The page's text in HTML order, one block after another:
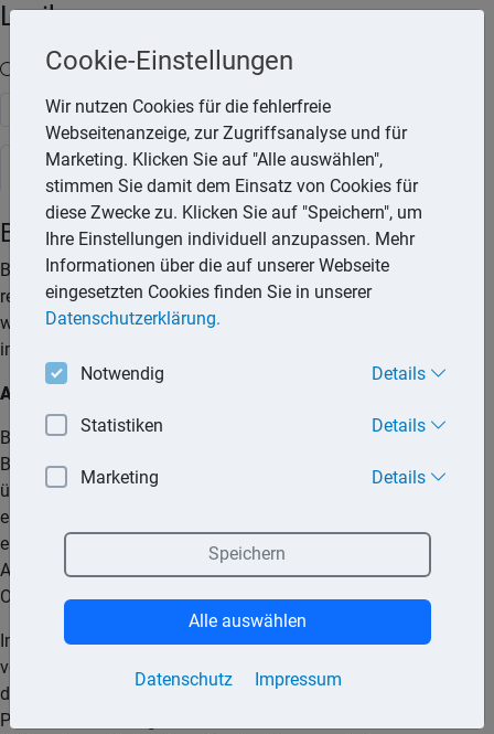
Lexika
Volltext-Suche in den Lexika
Suchen
Rechtslexikon
Bußgeldbescheid
Bei einer Ordnungswidrigkeit leitet die zuständige Behörde
regelmäßig ein Bußgeldverfahren ein. Im Bußgeldbescheid
werden die Höhe der Geldbuße und unter Umständen Punkte
im Fahreignungsregister und ein Fahrverbot festgesetzt.
Anhörung
Bevor ein Bußgeldbescheid erlassen wird, wird dem
Betroffenen zunächst der sogenannte Anhörungsbogen
übersandt. Darin wird ihm offiziell mitgeteilt, dass gegen ihn
ein Ermittlungsverfahren wegen einer Ordnungswidrigkeit
eingeleitet wurde. Durch die Zusendung des
Anhörungsbogens wird die Verjährung der
Ordnungswidrigkeit unterbrochen.
Im Anhörungsverfahren erhält der Betroffene Gelegenheit, zur
vorgeworfenen Ordnungswidrigkeit Stellung zu nehmen. In
diesem Zusammenhang ist zwischen den Angaben zur
Person und den Angaben zur Sache zu unterscheiden.
Cookie-Einstellungen
Wir nutzen Cookies für die fehlerfreie
Webseitenanzeige, zur Zugriffsanalyse und für
Marketing. Klicken Sie auf "Alle auswählen",
stimmen Sie damit dem Einsatz von Cookies für
diese Zwecke zu. Klicken Sie auf "Speichern", um
Ihre Einstellungen individuell anzupassen. Mehr
Informationen über die auf unserer Webseite
eingesetzten Cookies finden Sie in unserer
Datenschutzerklärung.
Notwendig Details
Statistiken Details
Marketing Details
Datenschutz Impressum
Speichern
Alle auswählen